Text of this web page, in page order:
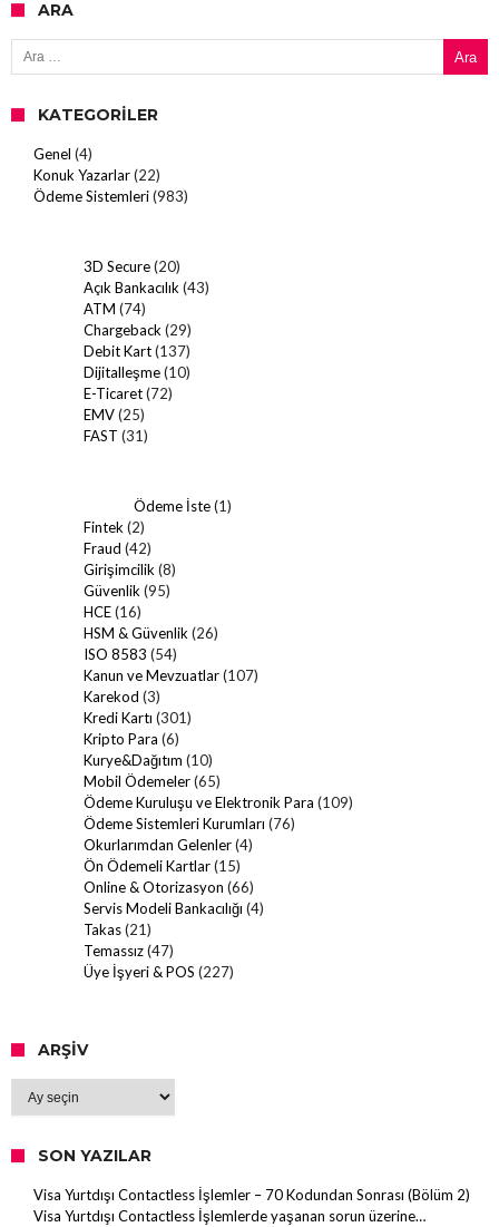
ARA
Arama:
KATEGORILER
Genel (4)
Konuk Yazarlar(22)
Ödeme Sistemleri(983)
3D Secure(20)
Açık Bankacılık(43)
ATM (74)
Chargeback(29)
Debit Kart(137)
Dijitalleşme(10)
E-Ticaret(72)
EMV(25)
FAST (31)
Ödeme İste(1)
Fintek(2)
Fraud (42)
Girişimcilik(8)
Güvenlik(95)
HCE(16)
HSM & Güvenlik(26)
ISO 8583 (54)
Kanun ve Mevzuatlar(107)
Karekod (3)
Kredi Kartı (301)
Kripto Para (6)
Kurye&Dağıtım (10)
Mobil Ödemeler(65)
Ödeme Kuruluşu ve Elektronik Para (109)
Ödeme Sistemleri Kurumları (76)
Okurlarımdan Gelenler(4)
Ön Ödemeli Kartlar(15)
Online & Otorizasyon (66)
Servis Modeli Bankacılığı (4)
Takas(21)
Temassız(47)
Üye İşyeri & POS (227)
ARŞIV
Arşiv
SON YAZILAR
Visa Yurtdışı Contactless İşlemler – 70 Kodundan Sonrası (Bölüm 2)
Visa Yurtdışı Contactless İşlemlerde yaşanan sorun üzerine…